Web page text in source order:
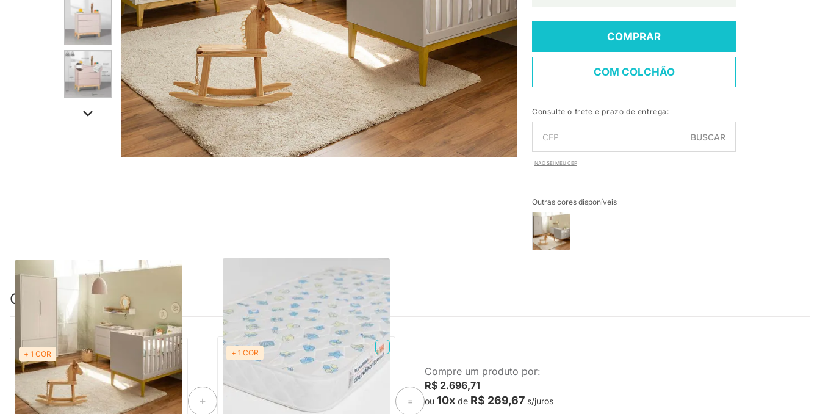
COMPRAR
COM COLCHÃO
Consulte o frete e prazo de entrega:
BUSCAR
NÃO SEI MEU CEP
Outras cores disponíveis
Combinação perfeita
+ 1 COR
Kit Quarto Infantil Theo Square Areia –
Cômoda 3 Gavetas + Guarda-Roupa 2
Portas com Pés em Madeira Natural +
Berço
+ 1 COR PRONTA ENTREGA
Colchão de Espuma Plummi Berço
70cmx1,30mx10cm D18
=
Compre um produto por:
R$ 2.696,71
ou 10x de R$ 269,67 s/juros